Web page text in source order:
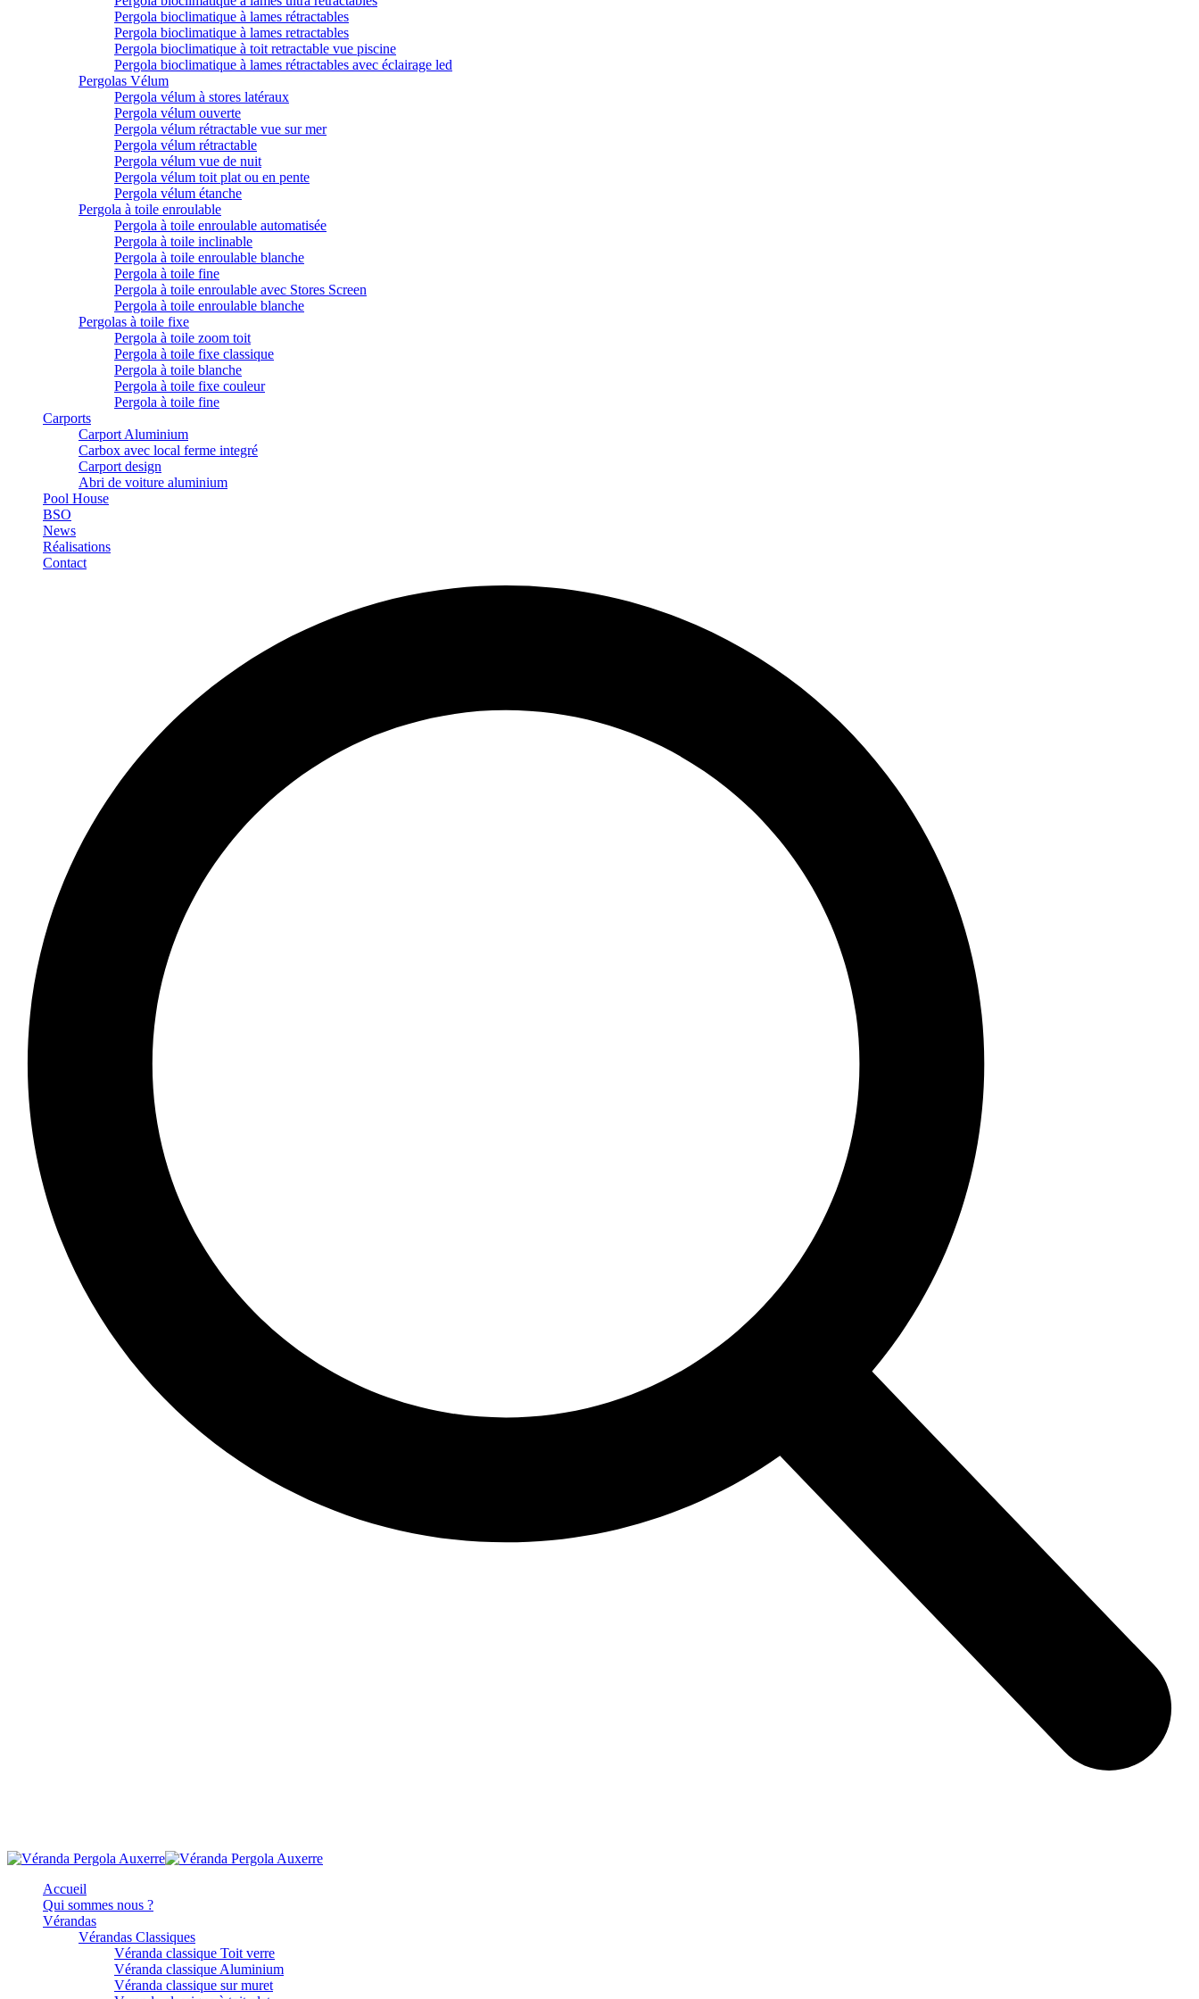
Pergola bioclimatique à lames rétractables
Pergola bioclimatique à lames retractables
Pergola bioclimatique à toit retractable vue piscine
Pergola bioclimatique à lames rétractables avec éclairage led
Pergolas Vélum
Pergola vélum à stores latéraux
Pergola vélum ouverte
Pergola vélum rétractable vue sur mer
Pergola vélum rétractable
Pergola vélum vue de nuit
Pergola vélum toit plat ou en pente
Pergola vélum étanche
Pergola à toile enroulable
Pergola à toile enroulable automatisée
Pergola à toile inclinable
Pergola à toile enroulable blanche
Pergola à toile fine
Pergola à toile enroulable avec Stores Screen
Pergola à toile enroulable blanche
Pergolas à toile fixe
Pergola à toile zoom toit
Pergola à toile fixe classique
Pergola à toile blanche
Pergola à toile fixe couleur
Pergola à toile fine
Carports
Carport Aluminium
Carbox avec local ferme integré
Carport design
Abri de voiture aluminium
Pool House
BSO
News
Réalisations
Contact
Accueil
Qui sommes nous ?
Vérandas
Vérandas Classiques
Véranda classique Toit verre
Véranda classique Aluminium
Véranda classique sur muret